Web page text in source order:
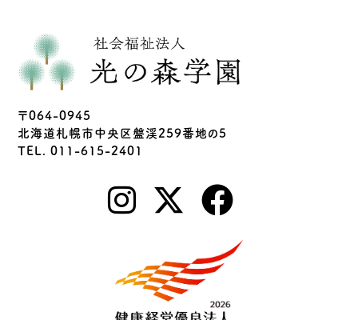
〒064-0945
北海道札幌市中央区盤渓259番地の5
TEL. 011-615-2401